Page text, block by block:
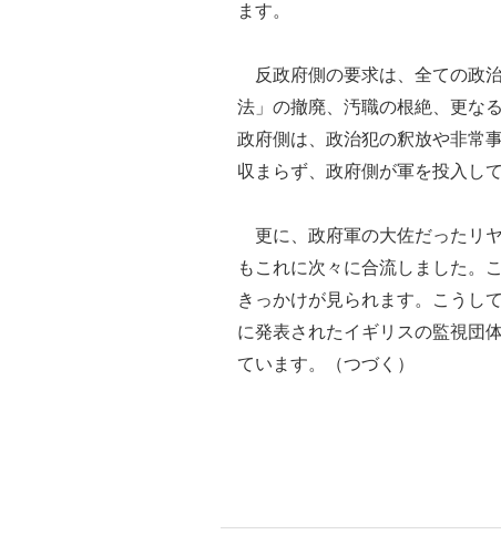
ます。
反政府側の要求は、全ての政
法」の撤廃、汚職の根絶、更な
政府側は、政治犯の釈放や非常
収まらず、政府側が軍を投入し
更に、政府軍の大佐だったリ
もこれに次々に合流しました。
きっかけが見られます。こうし
に発表されたイギリスの監視団
ています。（つづく）